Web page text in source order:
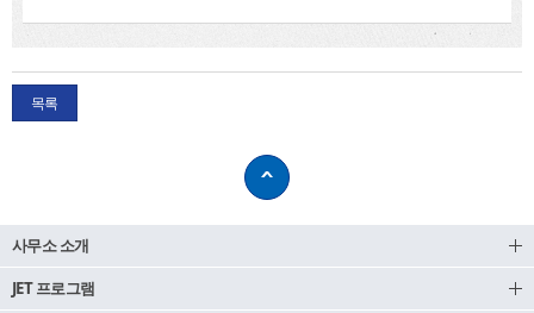
목록
사무소 소개
JET 프로그램